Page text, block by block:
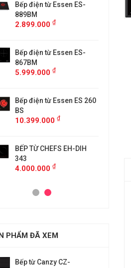
Bếp điện từ Essen ES-
889BM
2.899.000 ₫
Bếp điện từ Essen ES-
867BM
5.999.000 ₫
Bếp điện từ Essen ES 260
BS
10.399.000 ₫
BẾP TỪ CHEFS EH-DIH
343
4.000.000 ₫
PHẨM ĐÃ XEM
Bếp từ Canzy CZ-